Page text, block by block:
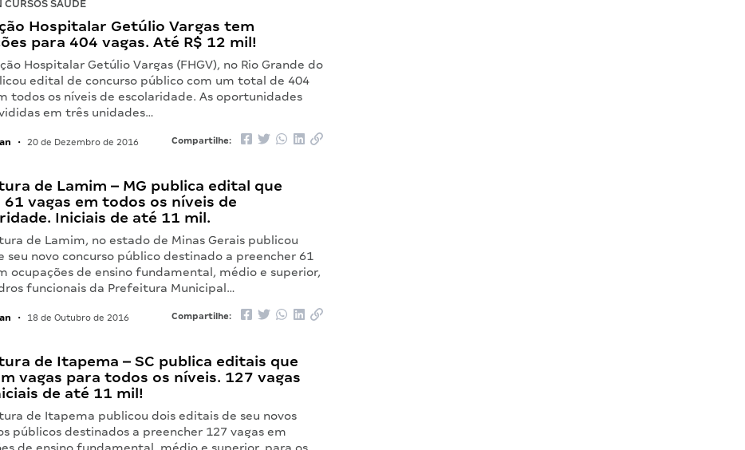
CURSOS SAÚDE
Hospitalar Getúlio Vargas tem
para 404 vagas. Até R$ 12 mil!
Hospitalar Getúlio Vargas (FHGV), no Rio Grande do
edital de concurso público com um total de 404
todos os níveis de escolaridade. As oportunidades
em três unidades…
• 20 de Dezembro de 2016 Compartilhe:
de Lamim – MG publica edital que
vagas em todos os níveis de
Iniciais de até 11 mil.
de Lamim, no estado de Minas Gerais publicou
seu novo concurso público destinado a preencher 61
ocupações de ensino fundamental, médio e superior,
funcionais da Prefeitura Municipal…
• 18 de Outubro de 2016 Compartilhe:
de Itapema – SC publica editais que
vagas para todos os níveis. 127 vagas
de até 11 mil!
de Itapema publicou dois editais de seu novos
públicos destinados a preencher 127 vagas em